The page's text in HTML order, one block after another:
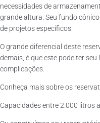
necessidades de
grande altura. Seu fundo
de projetos específicos.
O grande diferencial deste
demais, é que este pode ter
complicações.
Conheça mais sobre os
Capacidades entre 2.000 litros